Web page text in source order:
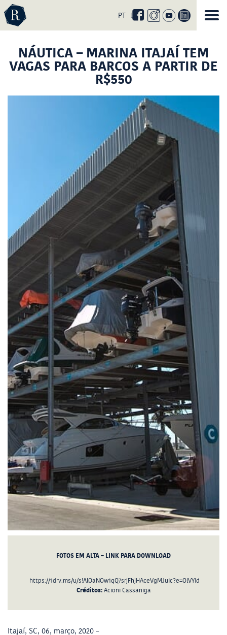
nossa
página
no
PT EN
NÁUTICA – MARINA ITAJAÍ TEM
VAGAS PARA BARCOS A PARTIR DE
R$550
FOTOS EM ALTA – LINK PARA DOWNLOAD
https://1drv.ms/u/s!AlOaNOw1qQ7srjFhjHAceVgMJuic?e=OlVYId
Créditos:Acioni Cassaniga
Itajaí, SC, 06, março, 2020 –